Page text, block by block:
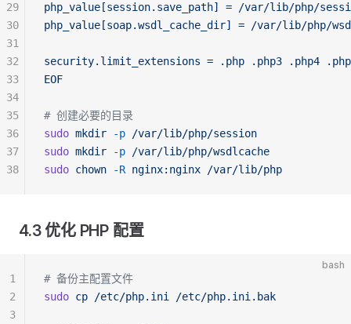
php_value[session.save_path] = /var/lib/php/
php_value[soap.wsdl_cache_dir] = /var/lib/php/
security.limit_extensions = .php .php3 .php4
EOF
# 创建必要的目录
sudo mkdir -p /var/lib/php/session
sudo mkdir -p /var/lib/php/wsdlcache
sudo chown -R nginx:nginx /var/lib/php
29
30
31
32
33
34
35
36
37
38
4.3 优化 PHP 配置
bash
# 备份主配置文件
sudo cp /etc/php.ini /etc/php.ini.bak
1
2
3